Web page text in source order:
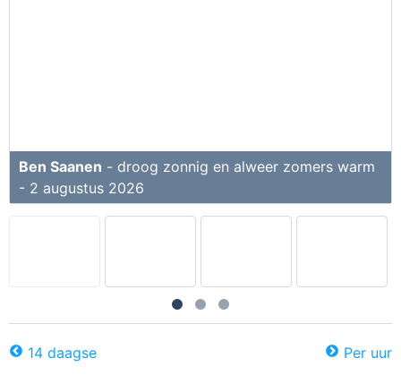
Ben Saanen - droog zonnig en alweer zomers warm
- 2 augustus 2026
14 daagse Per uur